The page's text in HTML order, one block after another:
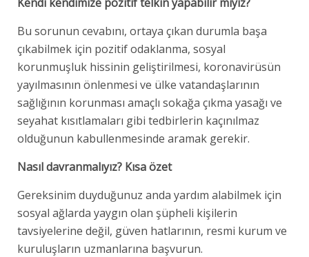
Bu sorunun cevabını, ortaya çıkan durumla başa
çıkabilmek için pozitif odaklanma, sosyal
korunmuşluk hissinin geliştirilmesi, koronavirüsün
yayılmasının önlenmesi ve ülke vatandaşlarının
sağlığının korunması amaçlı sokağa çıkma yasağı ve
seyahat kısıtlamaları gibi tedbirlerin kaçınılmaz
olduğunun kabullenmesinde aramak gerekir.
Nasıl davranmalıyız? Kısa özet
Gereksinim duyduğunuz anda yardım alabilmek için
sosyal ağlarda yaygın olan şüpheli kişilerin
tavsiyelerine değil, güven hatlarının, resmi kurum ve
kuruluşların uzmanlarına başvurun.